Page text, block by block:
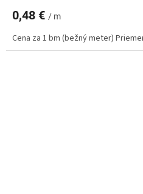
0,48 € / m
Cena za 1 bm (bežný meter)